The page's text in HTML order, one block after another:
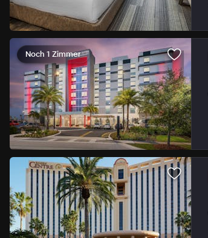
Noch 1 Zimmer